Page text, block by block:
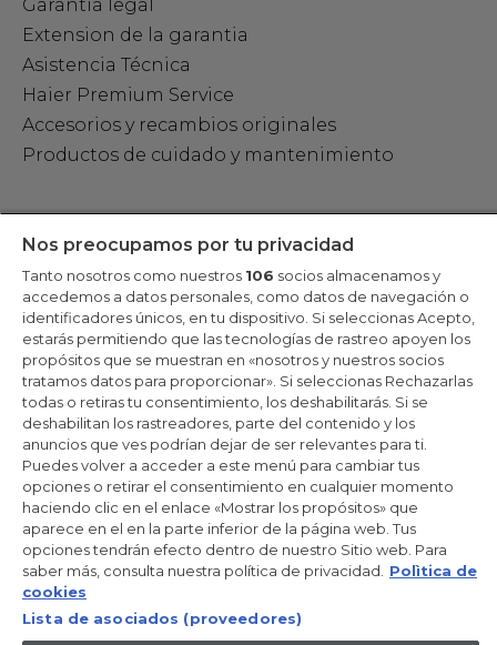
Garantía legal
Extension de la garantia
Asistencia Técnica
Haier Premium Service
Accesorios y recambios originales
Productos de cuidado y mantenimiento
Regístrate ahora
Candy Hoover Group Srl –con accionista único, empresa que
gestiona y coordina la actividad de Candy S.p.A, con domicilio fiscal
en Via Comolli, 57 - 20861 Brugherio (MB) – Sede administrativa:
Via Privata Eden Fumagalli - 20861 Brugherio (MB). - Italia con
capital social de 30,000,000.00€ íntegramente desembolsado.
Registro Mercantil/ tributación de Monza y Brianza 04666310158 –
IVA núm. IT00786860965
ES / Español
Nos preocupamos por tu privacidad
Tanto nosotros como nuestros 106 socios almacenamos y
accedemos a datos personales, como datos de navegación o
identificadores únicos, en tu dispositivo. Si seleccionas Acepto,
estarás permitiendo que las tecnologías de rastreo apoyen los
propósitos que se muestran en «nosotros y nuestros socios
tratamos datos para proporcionar». Si seleccionas Rechazarlas
todas o retiras tu consentimiento, los deshabilitarás. Si se
deshabilitan los rastreadores, parte del contenido y los
anuncios que ves podrían dejar de ser relevantes para ti.
Puedes volver a acceder a este menú para cambiar tus
opciones o retirar el consentimiento en cualquier momento
haciendo clic en el enlace «Mostrar los propósitos» que
aparece en el en la parte inferior de la página web. Tus
opciones tendrán efecto dentro de nuestro Sitio web. Para
saber más, consulta nuestra política de privacidad.
Polìtica de
cookies
Lista de asociados (proveedores)